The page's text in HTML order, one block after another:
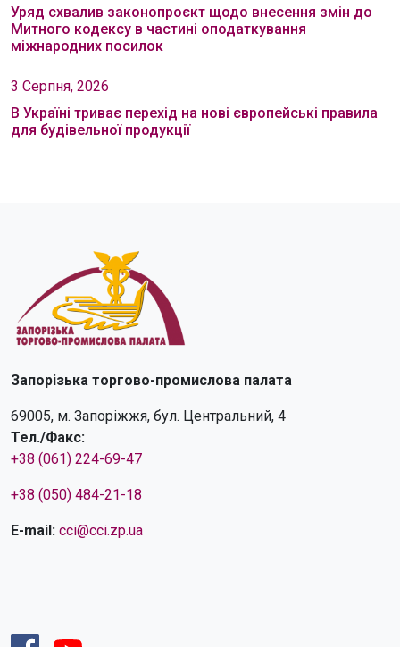
Уряд схвалив законопроєкт щодо внесення змін до
Митного кодексу в частині оподаткування
міжнародних посилок
3 Серпня, 2026
В Україні триває перехід на нові європейські правила
для будівельної продукції
Запорізька торгово-промислова палата
69005, м. Запоріжжя, бул. Центральний, 4
Тел./Факс:
+38 (061) 224-69-47
+38 (050) 484-21-18
E-mail: cci@cci.zp.ua